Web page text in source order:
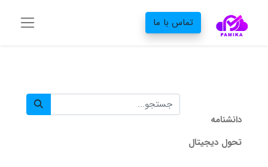
تماس با ما
دانشنامه‌
تحول دیجیتال